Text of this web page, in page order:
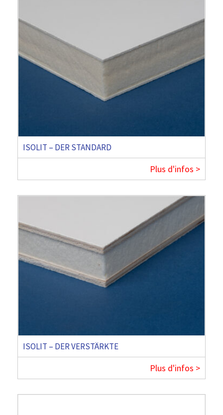
ISOLIT – DER STANDARD
Plus d'infos >
ISOLIT – DER VERSTÄRKTE
Plus d'infos >